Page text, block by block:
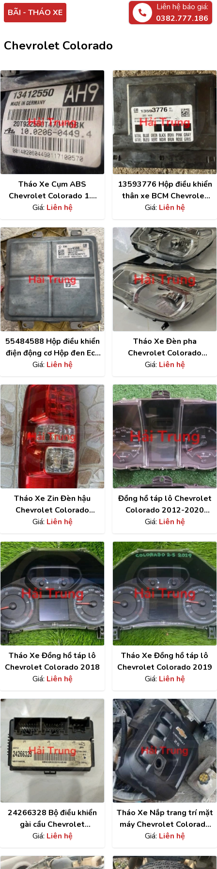
BÃI - THÁO XE
Liên hệ báo giá:
0382.777.186
Chevrolet Colorado
Tháo Xe Cụm ABS
Chevrolet Colorado 1.8
13412550
Giá: Liên hệ
13593776 Hộp điều khiển
thân xe BCM Chevrolet
Colorado Tháo Xe
Giá: Liên hệ
55484588 Hộp điều khiển
điện động cơ Hộp đen Ecu
Chevrolet Colorado Tháo
Giá: Liên hệ
Tháo Xe Đèn pha
Chevrolet Colorado
2014-2017
Giá: Liên hệ
Tháo Xe Zin Đèn hậu
Chevrolet Colorado
2013-2018
Giá: Liên hệ
Đồng hồ táp lô Chevrolet
Colorado 2012-2020
Tháo Xe
Giá: Liên hệ
Tháo Xe Đồng hồ táp lô
Chevrolet Colorado 2018
Giá: Liên hệ
Tháo Xe Đồng hồ táp lô
Chevrolet Colorado 2019
Giá: Liên hệ
24266328 Bộ điều khiển
gài cầu Chevrolet
Colorado Tháo Xe
Giá: Liên hệ
Tháo Xe Nắp trang trí mặt
máy Chevrolet Colorado
2017
Giá: Liên hệ